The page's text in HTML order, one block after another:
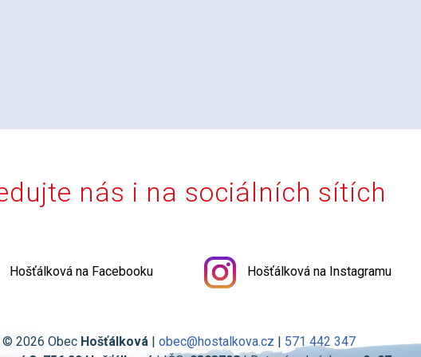
nás i na sociálních sítích
Hošťálková na Facebooku Hošťálková na Instagramu
© 2026 Obec Hošťálková| obec@hostalkova.cz | 571 442 347